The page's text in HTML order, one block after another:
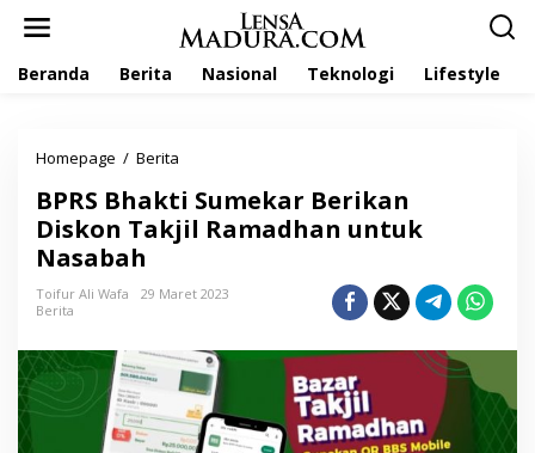
Beranda Berita Nasional Teknologi Lifestyle
Homepage / Berita
R
S
B
a
S
u
m
e
BPRS Bhakti Sumekar Berikan
Diskon Takjil Ramadhan untuk
Nasabah
Toifur Ali Wafa
29 Maret 2023
Berita